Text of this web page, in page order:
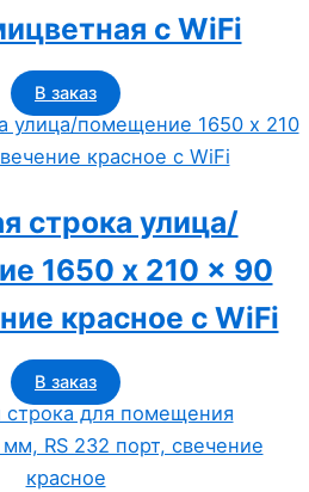
с WiFi
В заказ
строка улица/
1650 x 210 x 90
красное с WiFi
В заказ